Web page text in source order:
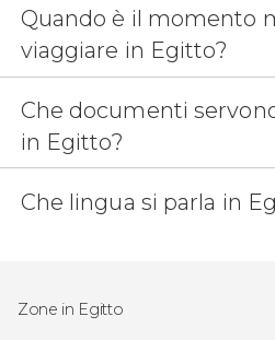
Quando è il momento
viaggiare in Egitto?
Che documenti
in Egitto?
Che lingua si parla in
Zone in Egitto